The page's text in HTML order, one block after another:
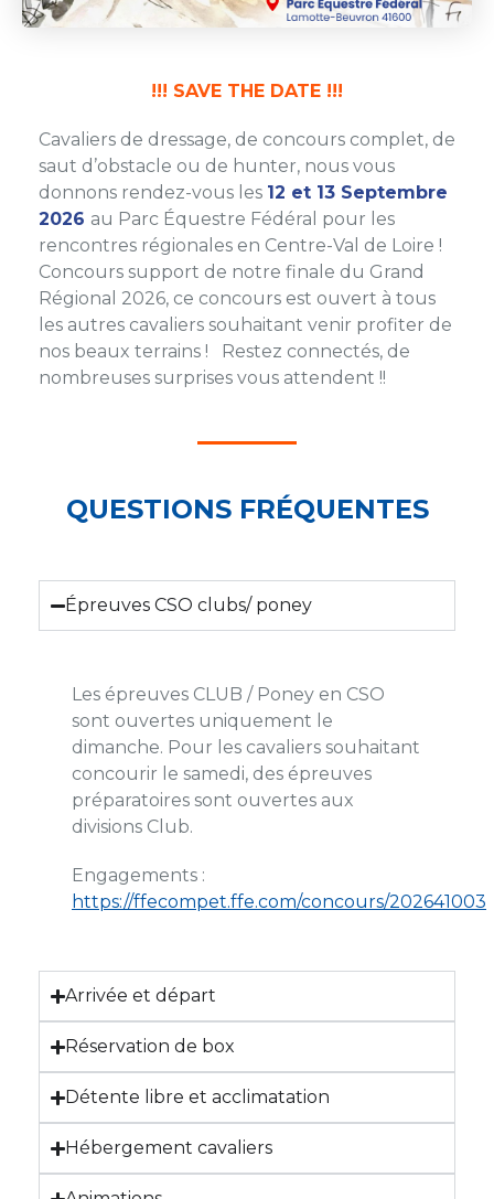
!!! SAVE THE DATE !!!
Cavaliers de dressage, de concours complet, de
saut d’obstacle ou de hunter, nous vous
donnons rendez-vous les 12 et 13 Septembre
2026 au Parc Équestre Fédéral pour les
rencontres régionales en Centre-Val de Loire !
Concours support de notre finale du Grand
Régional 2026, ce concours est ouvert à tous
les autres cavaliers souhaitant venir profiter de
nos beaux terrains ! Restez connectés, de
nombreuses surprises vous attendent !!
QUESTIONS FRÉQUENTES
Épreuves CSO clubs/ poney
Les épreuves CLUB / Poney en CSO
sont ouvertes uniquement le
dimanche. Pour les cavaliers souhaitant
concourir le samedi, des épreuves
préparatoires sont ouvertes aux
divisions Club.
Engagements :
https://ffecompet.ffe.com/concours/202641003
Arrivée et départ
Réservation de box
Détente libre et acclimatation
Hébergement cavaliers